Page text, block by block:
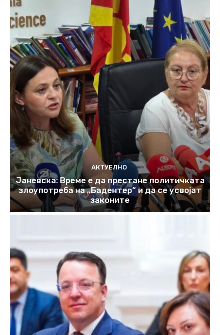
АКТУЕЛНО
Јаневска: Време е да престане политичката
злоупотреба на „Бадентер“ и да се усвојат
законите